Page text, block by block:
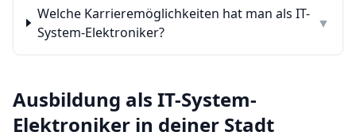
Welche Karrieremöglichkeiten hat man als IT-
System-Elektroniker?
▼
Ausbildung als IT-System-
Elektroniker in deiner Stadt